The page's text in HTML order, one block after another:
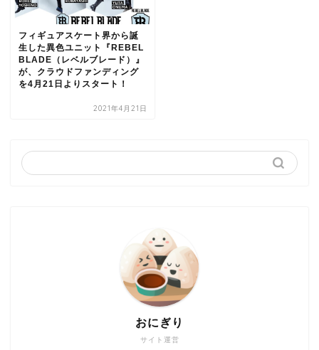
フィギュアスケート界から誕
生した異⾊ユニット『REBEL
BLADE（レベルブレード）』
が、クラウドファンディング
を4月21日よりスタート！
2021年4月21日
サイト運営
おにぎり